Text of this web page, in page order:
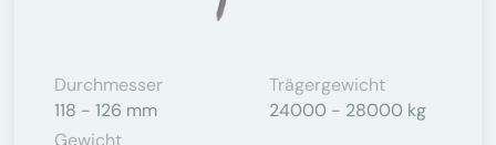
Durchmesser
118 - 126 mm
Trägergewicht
24000 - 28000 kg
Gewicht